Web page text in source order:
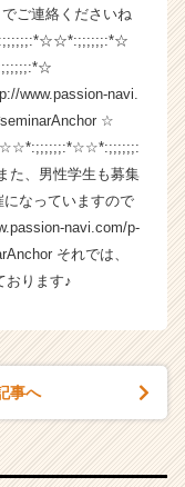
ご連絡くださいね
navi.
☆
、男性学生も募集
なっていますので
navi.com/p-
それでは、
おります♪
事へ